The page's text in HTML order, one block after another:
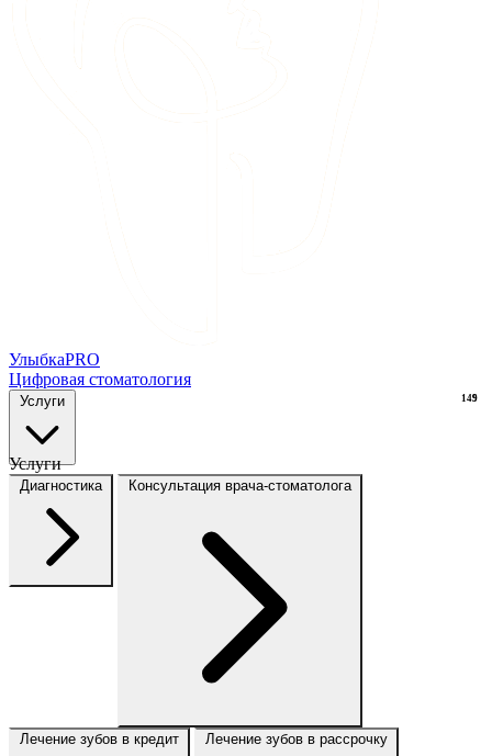
УлыбкаPRO
Цифровая стоматология
Услуги
Услуги
Диагностика Консультация врача-стоматолога
Лечение зубов в кредит Лечение зубов в рассрочку
9
149